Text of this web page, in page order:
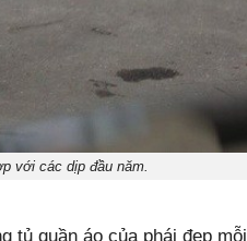
với các dịp đầu năm.
tủ quần áo của phái đẹp mỗi